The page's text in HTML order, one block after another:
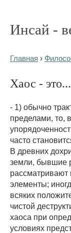
Инсай -
Главная ›
Хаос - это...
- 1) обычно
пределами, то,
часто
В древних
земли, бывшие
рассматривают
элементы;
всяких
чистой
хаоса при
условиях